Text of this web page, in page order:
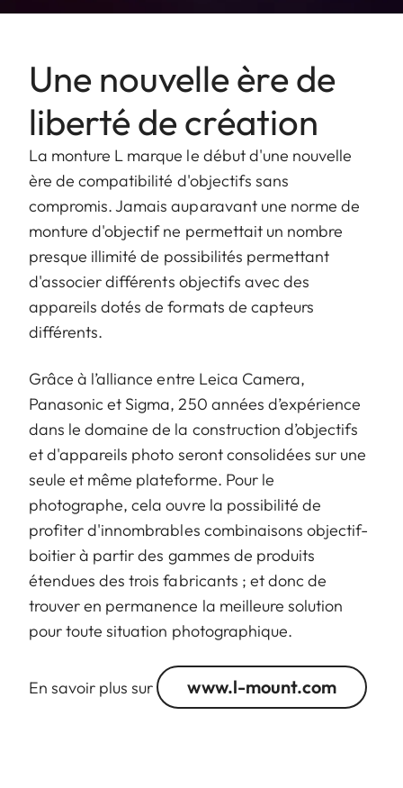
and third values
Ouverture
1.4-22
Valeur la plus
faible
22
Baïonnette/format
du capteur
L-Mount, capteur plein
format 35mm
Filtre
E82
poids
Longueur jusqu'à
baïonnette
124 mm
Diamètre le plus
large
88 mm
Poids 1.065 g
Une nouvelle ère de
liberté de création
La monture L marque le début d'une nouvelle
ère de compatibilité d'objectifs sans
compromis. Jamais auparavant une norme de
monture d'objectif ne permettait un nombre
presque illimité de possibilités permettant
d'associer différents objectifs avec des
appareils dotés de formats de capteurs
différents.
Grâce à l’alliance entre Leica Camera,
Panasonic et Sigma, 250 années d’expérience
dans le domaine de la construction d’objectifs
et d'appareils photo seront consolidées sur une
seule et même plateforme. Pour le
photographe, cela ouvre la possibilité de
profiter d'innombrables combinaisons objectif-
boitier à partir des gammes de produits
étendues des trois fabricants ; et donc de
trouver en permanence la meilleure solution
pour toute situation photographique.
En savoir plus sur www.l-mount.com